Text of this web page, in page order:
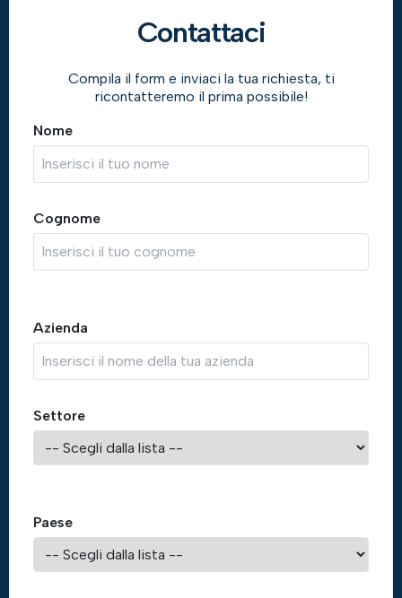
Contattaci
Compila il form e inviaci la tua richiesta, ti
ricontatteremo il prima possibile!
Nome
Cognome
Azienda
Settore
Paese